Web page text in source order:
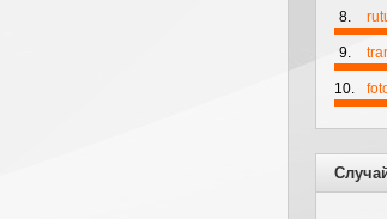
8.
9.
10.